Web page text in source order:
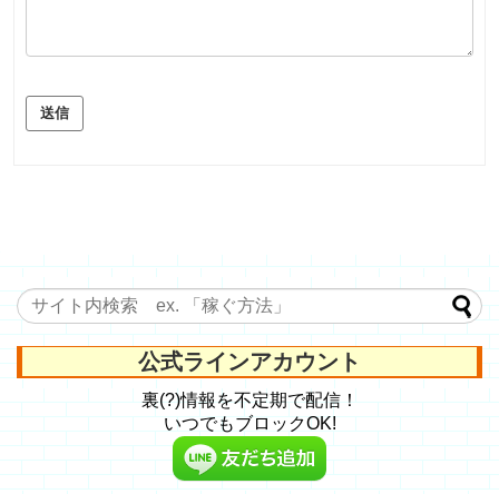
送信
公式ラインアカウント
裏(?)情報を不定期で配信！
いつでもブロックOK!